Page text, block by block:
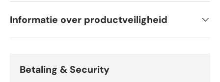
Informatie over productveiligheid
Betaling & Security